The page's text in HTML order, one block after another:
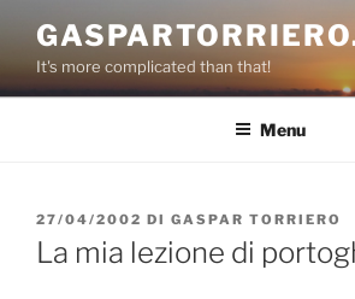
contenuto
It's more complicated than that!
Menu
PUBBLICATO
IL
27/04/2002 DI GASPAR TORRIERO
La mia lezione di